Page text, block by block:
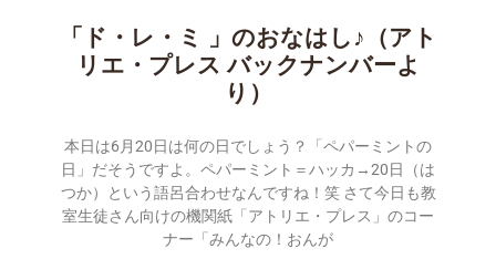
「ド・レ・ミ 」のおなはし♪（アト
リエ・プレス バックナンバーよ
り）
本日は6月20日は何の日でしょう？「ペパーミントの
日」だそうですよ。ペパーミント＝ハッカ→20日（は
つか）という語呂合わせなんですね！笑 さて今日も教
室生徒さん向けの機関紙「アトリエ・プレス」のコー
ナー「みんなの！おんが